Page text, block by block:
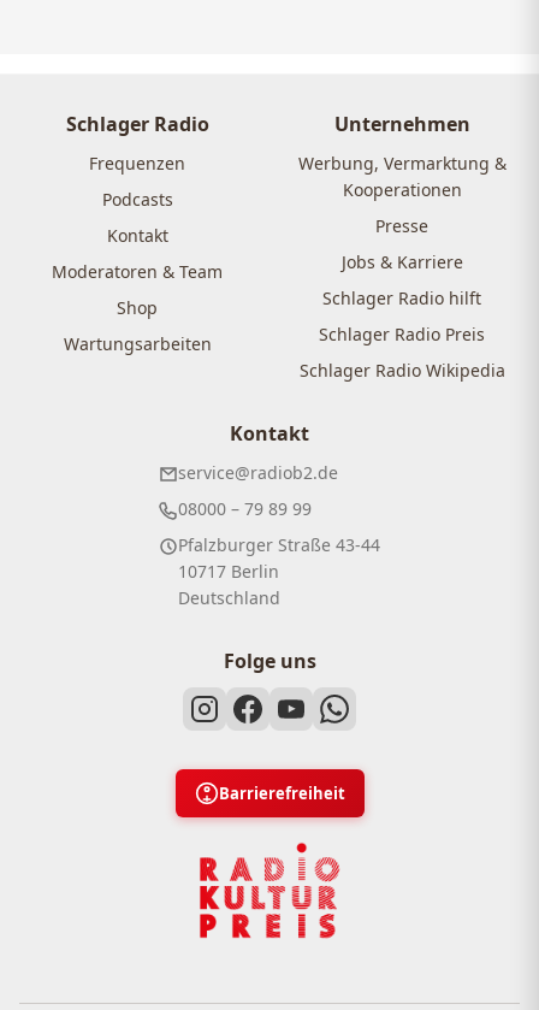
Schlager Radio
Frequenzen
Podcasts
Kontakt
Moderatoren & Team
Shop
Wartungsarbeiten
Unternehmen
Werbung, Vermarktung &
Kooperationen
Presse
Jobs & Karriere
Schlager Radio hilft
Schlager Radio Preis
Schlager Radio Wikipedia
Kontakt
service@radiob2.de
08000 – 79 89 99
Pfalzburger Straße 43-44
10717 Berlin
Deutschland
Folge uns
Barrierefreiheit